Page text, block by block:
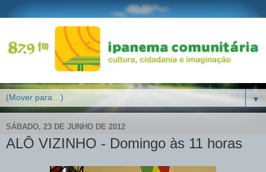
▼
SÁBADO, 23 DE JUNHO DE 2012
ALÔ VIZINHO - Domingo às 11 horas